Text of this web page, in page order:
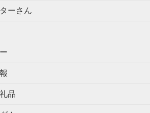
ーさん
品